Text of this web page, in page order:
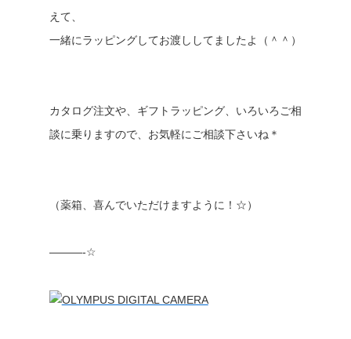
えて、
一緒にラッピングしてお渡ししてましたよ（＾＾）
カタログ注文や、ギフトラッピング、いろいろご相
談に乗りますので、お気軽にご相談下さいね＊
（薬箱、喜んでいただけますように！☆）
———-☆